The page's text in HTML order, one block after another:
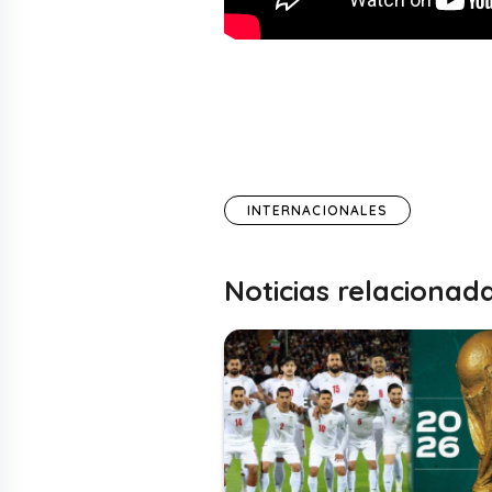
INTERNACIONALES
Noticias